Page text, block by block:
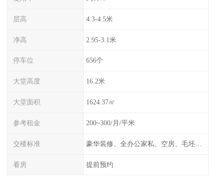
层高 4.3-4.5米
净高 2.95-3.1米
停车位 656个
大堂高度 16.2米
大堂面积 1624.37㎡
参考租金 200~300/月/平米
交楼标准 豪华装修、全办公家私、空房、毛坯、任选
看房 提前预约